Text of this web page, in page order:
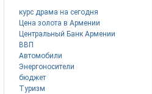
курс драма на сегодня
Цена золота в Армении
Центральный Банк Армении
ВВП
Автомобили
Энергоносители
бюджет
Туризм